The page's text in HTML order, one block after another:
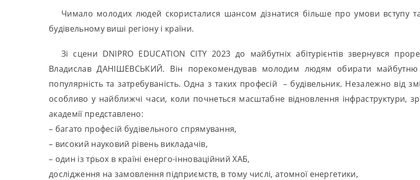
Чимало молодих людей скористалися шансом дізнатися більше про умови вступу
будівельному виші регіону і країни.
Зі сцени DNIPRO EDUCATION CITY 2023 до майбутніх абітурієнтів звернувся
Владислав ДАНІШЕВСЬКИЙ. Він порекомендував молодим людям обирати майбутню
популярність та затребуваність. Одна з таких професій – будівельник. Незалежно від
особливо у найближчі часи, коли почнеться масштабне відновлення інфраструктури,
академії представлено:
– багато професій будівельного спрямування,
– високий науковий рівень викладачів,
– один із трьох в країні енерго-інноваційний ХАБ,
дослідження на замовлення підприємств, в тому числі, атомної енергетики,